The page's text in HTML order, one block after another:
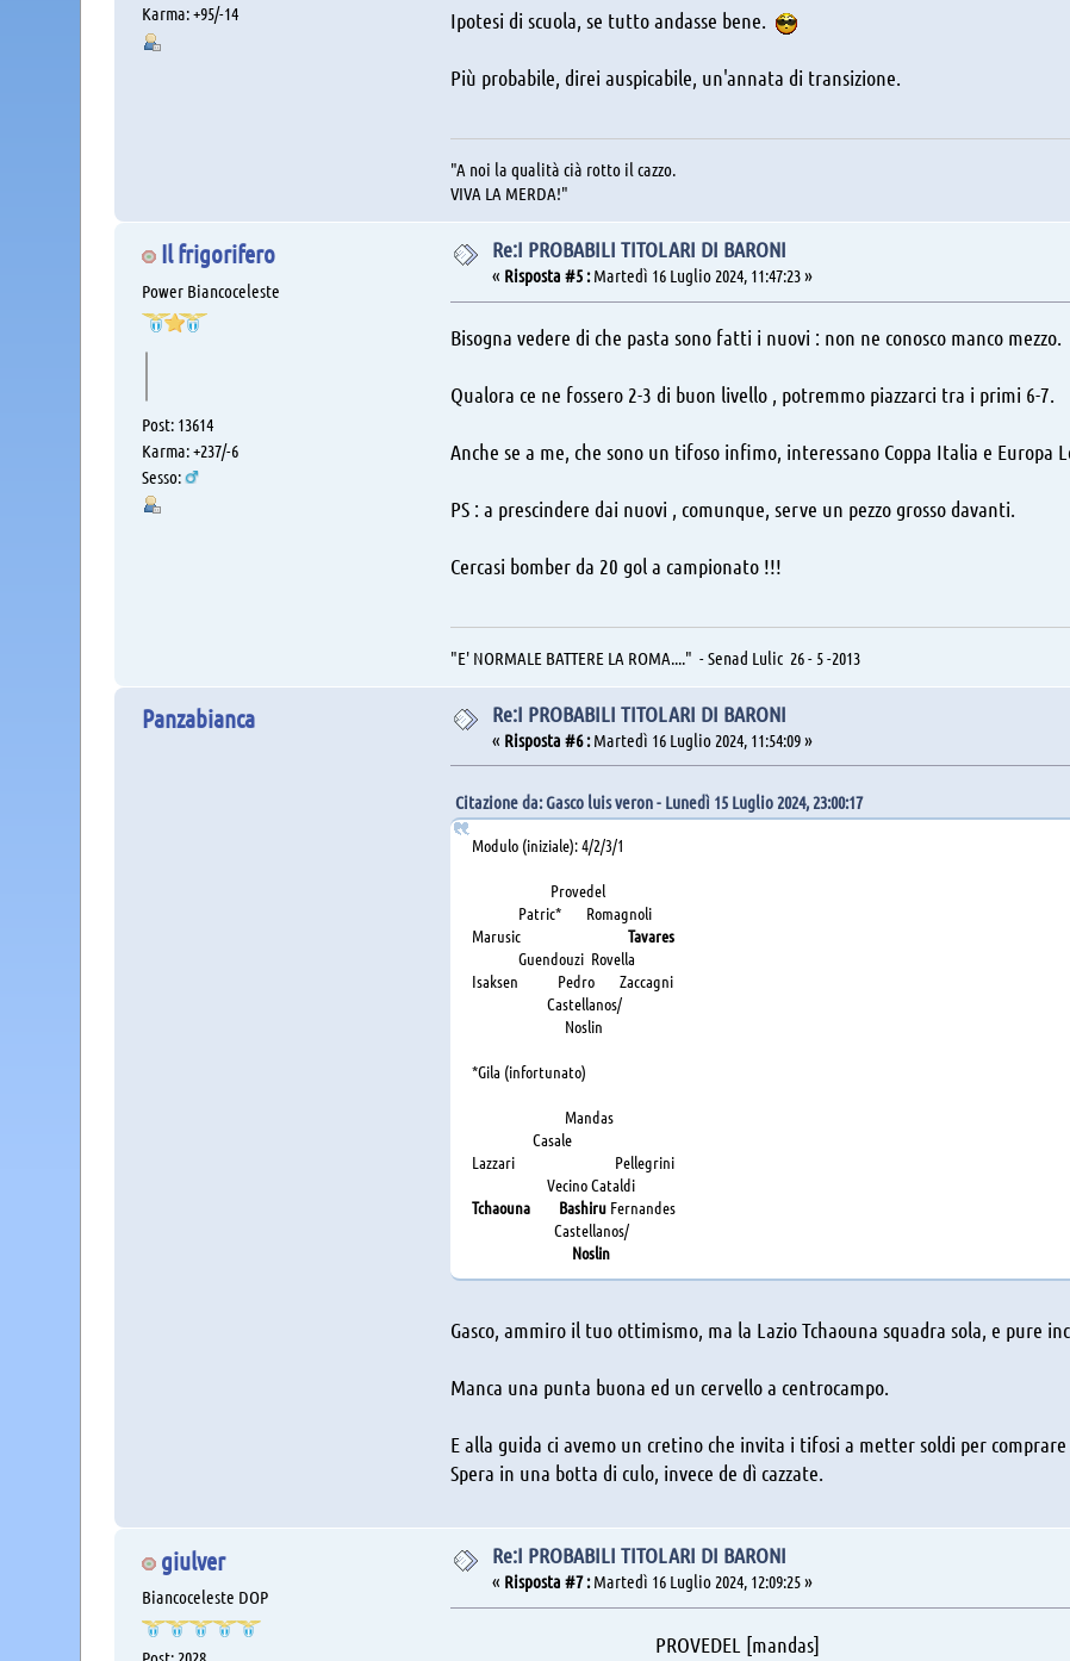
Karma: +95/-14
Ipotesi di scuola, se tutto andasse bene.
Più probabile, direi auspicabile, un'annata di transizione.
"A noi la qualità cià rotto il cazzo.
VIVA LA MERDA!"
Il frigorifero
Power Biancoceleste
Post: 13614
Karma: +237/-6
Sesso:
Re:I PROBABILI TITOLARI DI BARONI
« Risposta #5 :Martedì 16 Luglio 2024, 11:47:23 »
Bisogna vedere di che pasta sono fatti i nuovi : non ne conosco manco mezzo.
Qualora ce ne fossero 2-3 di buon livello , potremmo piazzarci tra i primi 6-7.
Anche se a me, che sono un tifoso infimo, interessano Coppa Italia e Europa
PS : a prescindere dai nuovi , comunque, serve un pezzo grosso davanti.
Cercasi bomber da 20 gol a campionato !!!
"E' NORMALE BATTERE LA ROMA...." - Senad Lulic 26 - 5 -2013
Panzabianca Re:I PROBABILI TITOLARI DI BARONI
« Risposta #6 :Martedì 16 Luglio 2024, 11:54:09 »
Citazione da: Gasco luis veron - Lunedì 15 Luglio 2024, 23:00:17
Modulo (iniziale): 4/2/3/1
Provedel
Patric* Romagnoli
Marusic Tavares
Guendouzi Rovella
Isaksen Pedro Zaccagni
Castellanos/
Noslin
*Gila (infortunato)
Mandas
Casale
Lazzari Pellegrini
Vecino Cataldi
Tchaouna
BashiruFernandes
Castellanos/
Noslin
Gasco, ammiro il tuo ottimismo, ma la Lazio Tchaouna squadra sola, e pure
Manca una punta buona ed un cervello a centrocampo.
E alla guida ci avemo un cretino che invita i tifosi a metter soldi per comprare
Spera in una botta di culo, invece de dì cazzate.
giulver
Biancoceleste DOP
Re:I PROBABILI TITOLARI DI BARONI
« Risposta #7 :Martedì 16 Luglio 2024, 12:09:25 »
PROVEDEL [mandas]